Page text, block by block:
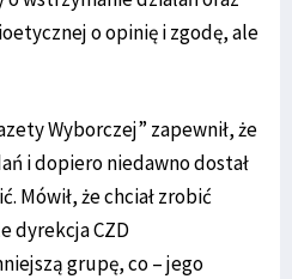
o opinię i zgodę, ale
Wyborczej” zapewnił, że
i dopiero niedawno dostał
Mówił, że chciał zrobić
dyrekcja CZD
grupę, co – jego